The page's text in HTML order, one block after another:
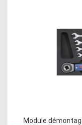
Module